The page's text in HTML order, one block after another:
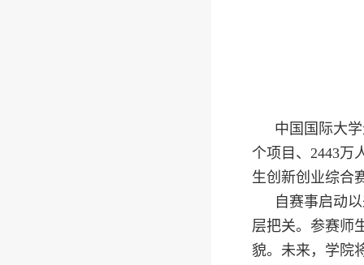
中国国际大
个项目、2443万
生创新创业综合
自赛事启动
层把关。参赛师
貌。未来，学院